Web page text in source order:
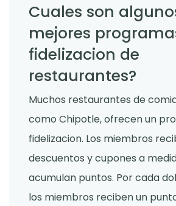
Cuales son
mejores
fidelizacion de
restaurantes?
Muchos restaurantes de
como Chipotle, ofrecen un
fidelizacion. Los miembros
descuentos y cupones a
acumulan puntos. Por cada
los miembros reciben un